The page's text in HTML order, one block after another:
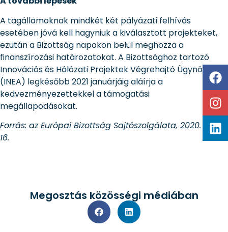
A tagállamoknak mindkét két pályázati felhívás
esetében jóvá kell hagyniuk a kiválasztott projekteket,
ezután a Bizottság napokon belül meghozza a
finanszírozási határozatokat. A Bizottsághoz tartozó
Innovációs és Hálózati Projektek Végrehajtó Ügynökség
(INEA) legkésőbb 2021 januárjáig aláírja a
kedvezményezettekkel a támogatási
megállapodásokat.
Forrás: az Európai Bizottság Sajtószolgálata, 2020. július
16.
Megosztás közösségi médiában